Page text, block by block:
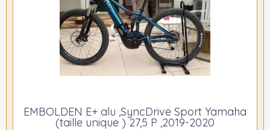
EMBOLDEN E+ alu ,SyncDrive Sport Yamaha
(taille unique ) 27,5 P ,2019-2020